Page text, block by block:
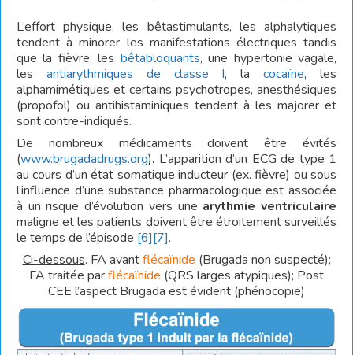
L’effort physique, les bêtastimulants, les alphalytiques
tendent à minorer les manifestations électriques tandis
que la fièvre, les bêtabloquants, une hypertonie vagale,
les antiarythmiques de classe I, lacocaïne, les
alphamimétiques et certains psychotropes, anesthésiques
(propofol) ou antihistaminiques tendent à les majorer et
sont contre-indiqués.
De nombreux médicaments doivent être évités
(www.brugadadrugs.org). L’apparition d’un ECG de type 1
au cours d’un état somatique inducteur (ex. fièvre) ou sous
l’influence d’une substance pharmacologique est associée
à un risque d’évolution vers une arythmie ventriculaire
maligne et les patients doivent être étroitement surveillés
le temps de l’épisode [6][7].
Ci-dessous. FA avantflécaïnide (Brugada non suspecté);
FA traitée parflécaïnide (QRS larges atypiques); Post
CEE l’aspect Brugada est évident (phénocopie)